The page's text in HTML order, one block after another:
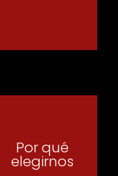
Por qué
elegirnos